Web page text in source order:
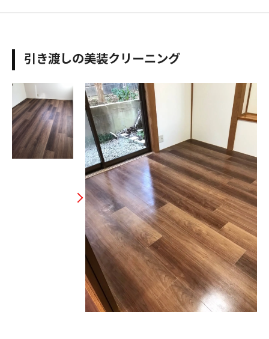
引き渡しの美装クリーニング